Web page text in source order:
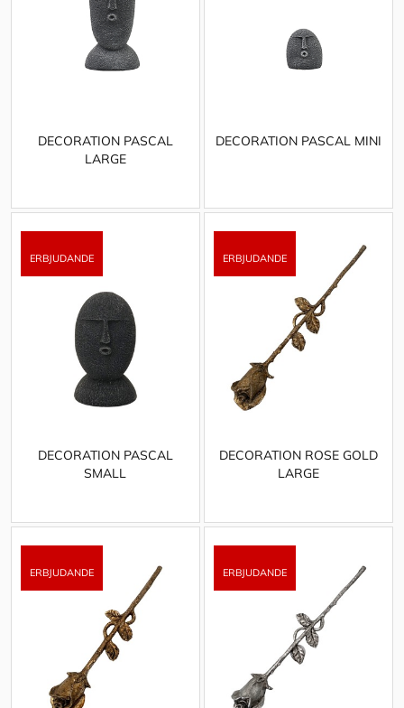
DECORATION PASCAL
LARGE
DECORATION PASCAL MINI
DECORATION PASCAL
SMALL
DECORATION ROSE GOLD
LARGE